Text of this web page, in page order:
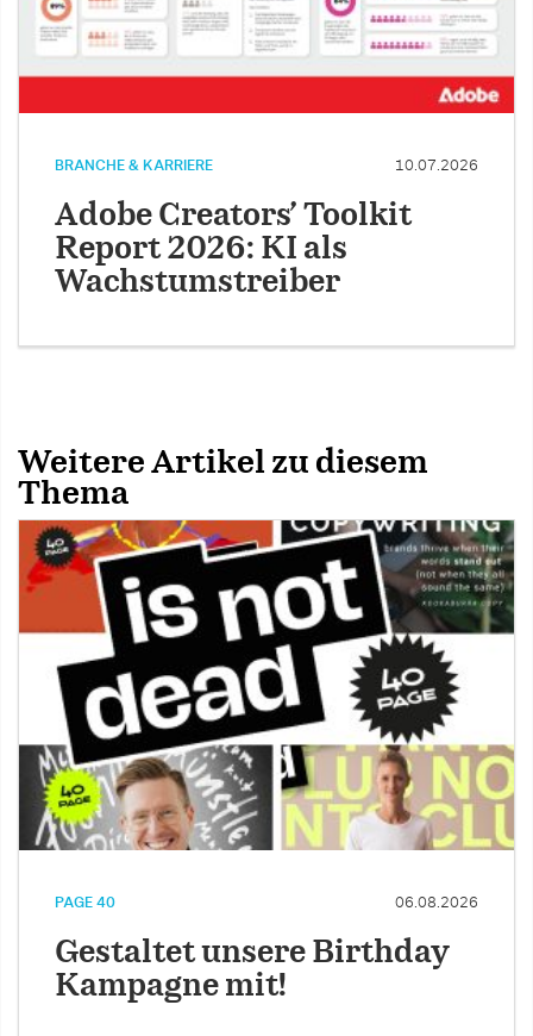
BRANCHE & KARRIERE 10.07.2026
Adobe Creators’ Toolkit
Report 2026: KI als
Wachstumstreiber
Weitere Artikel zu diesem
Thema
PAGE 40 06.08.2026
Gestaltet unsere Birthday
Kampagne mit!